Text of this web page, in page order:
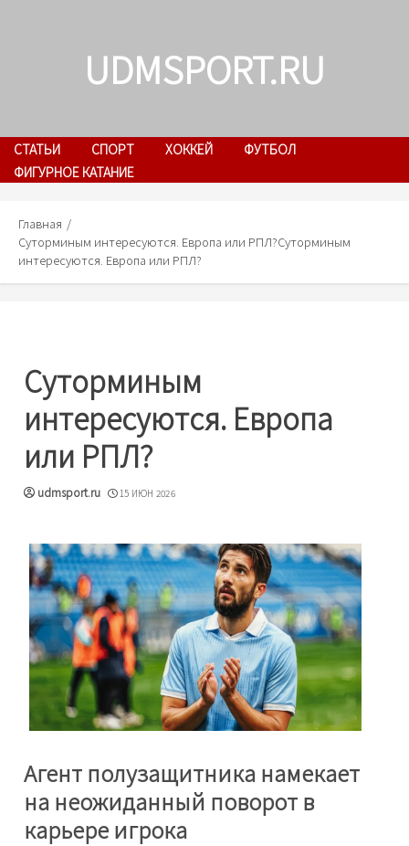
UDMSPORT.RU
СТАТЬИ СПОРТ ХОККЕЙ
ФУТБОЛ
ФИГУРНОЕ КАТАНИЕ
Главная
Суторминым интересуются. Европа или РПЛ?Суторминым
интересуются. Европа или РПЛ?
Суторминым
интересуются. Европа
или РПЛ?
udmsport.ru 15 ИЮН 2026
Агент полузащитника намекает
на неожиданный поворот в
карьере игрока